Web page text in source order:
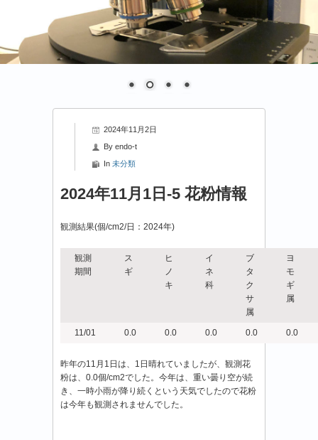
2024年11月2日
By endo-t
In 未分類
2024年11月1日-5 花粉情報
観測結果(個/cm2/日：2024年)
観測
期間
ス
ギ
ヒ
ノ
キ
イ
ネ
科
ブ
タ
ク
サ
属
ヨ
モ
ギ
属
11/01 0.0 0.0 0.0 0.0 0.0
昨年の11月1日は、1日晴れていましたが、観測花
粉は、0.0個/cm2でした。今年は、重い曇り空が続
き、一時小雨が降り続くという天気でしたので花粉
は今年も観測されませんでした。